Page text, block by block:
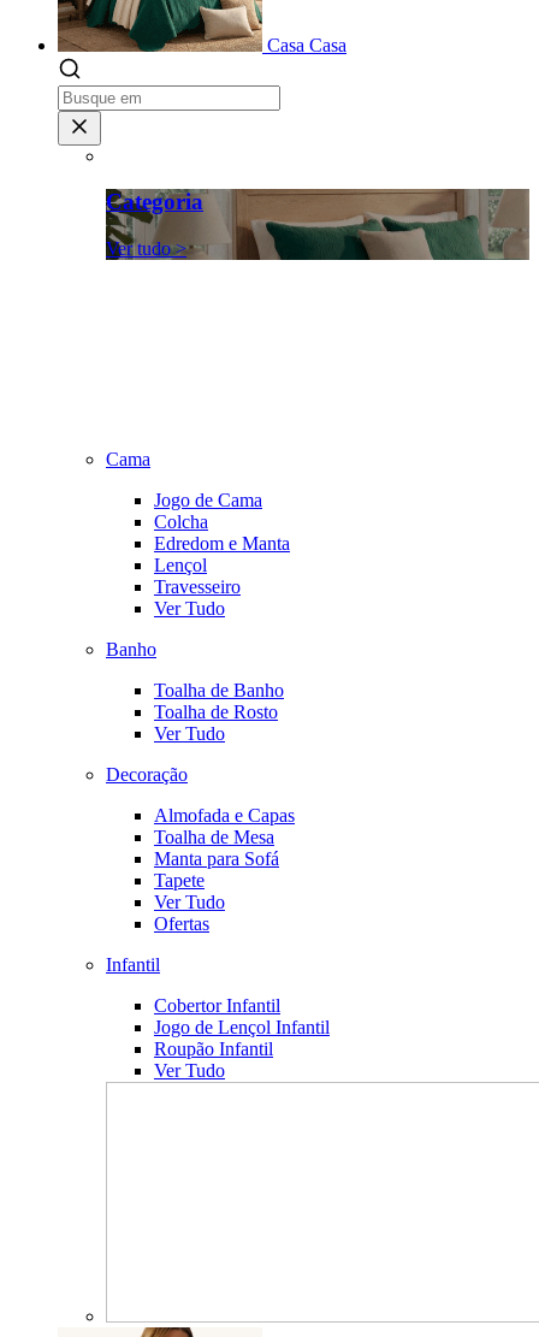
Casa Casa
Categoria
Ver tudo >
Cama
Jogo de Cama
Colcha
Edredom e Manta
Lençol
Travesseiro
Ver Tudo
Banho
Toalha de Banho
Toalha de Rosto
Ver Tudo
Decoração
Almofada e Capas
Toalha de Mesa
Manta para Sofá
Tapete
Ver Tudo
Ofertas
Infantil
Cobertor Infantil
Jogo de Lençol Infantil
Roupão Infantil
Ver Tudo